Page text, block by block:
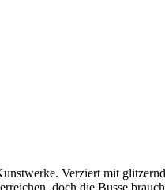
Verziert mit